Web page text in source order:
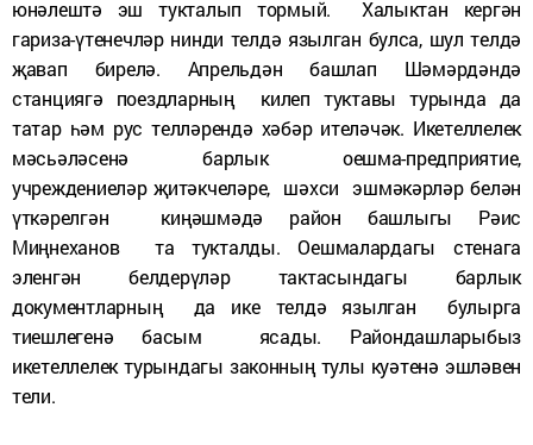
юнәлештә эш тукталып тормый. Халыктан кергән
гариза-үтенечләр нинди телдә язылган булса, шул телдә
җавап бирелә. Апрельдән башлап Шәмәрдәндә
станциягә поездларның килеп туктавы турында да
татар һәм рус телләрендә хәбәр ителәчәк. Икетеллелек
мәсьәләсенә барлык оешма-предприятие,
учреждениеләр җитәкчеләре, шәхси эшмәкәрләр белән
үткәрелгән киңәшмәдә район башлыгы Рәис
Миңнеханов та тукталды. Оешмалардагы стенага
эленгән белдерүләр тактасындагы барлык
документларның да ике телдә язылган булырга
тиешлегенә басым ясады. Райондашларыбыз
икетеллелек турындагы законның тулы куәтенә эшләвен
тели.